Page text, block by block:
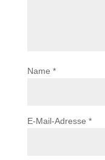
Name *
E-Mail-Adresse *